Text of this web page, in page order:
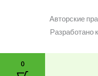
Авторские
Разработано
0